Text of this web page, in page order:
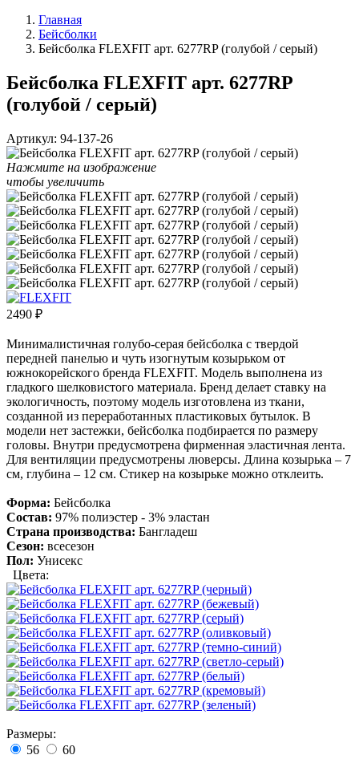
Главная
Бейсболки
Бейсболка FLEXFIT арт. 6277RP (голубой / серый)
Бейсболка FLEXFIT арт. 6277RP
(голубой / серый)
Артикул: 94-137-26
Нажмите на изображение
чтобы увеличить
2490 ₽
Минималистичная голубо-серая бейсболка с твердой
передней панелью и чуть изогнутым козырьком от
южнокорейского бренда FLEXFIT. Модель выполнена из
гладкого шелковистого материала. Бренд делает ставку на
экологичность, поэтому модель изготовлена из ткани,
созданной из переработанных пластиковых бутылок. В
модели нет застежки, бейсболка подбирается по размеру
головы. Внутри предусмотрена фирменная эластичная лента.
Для вентиляции предусмотрены люверсы. Длина козырька – 7
см, глубина – 12 см. Стикер на козырьке можно отклеить.
Форма: Бейсболка
Состав: 97% полиэстер - 3% эластан
Страна производства: Бангладеш
Сезон: всесезон
Пол: Унисекс
Цвета:
Размеры:
56
60